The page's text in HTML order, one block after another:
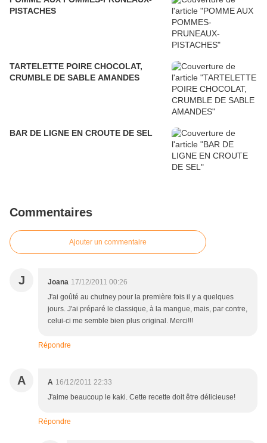
PISTACHES
TARTELETTE POIRE CHOCOLAT,
CRUMBLE DE SABLE AMANDES
BAR DE LIGNE EN CROUTE DE SEL
Commentaires
Ajouter un commentaire
J Joana 17/12/2011 00:26
J'ai goûté au chutney pour la première fois il y a quelques
jours. J'ai préparé le classique, à la mangue, mais, par contre,
celui-ci me semble bien plus original. Merci!!!
Répondre
A A 16/12/2011 22:33
J'aime beaucoup le kaki. Cette recette doit être délicieuse!
Répondre